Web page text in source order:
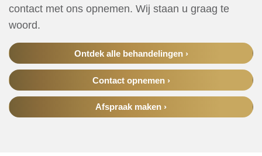
contact met ons opnemen. Wij staan u graag te
woord.
Ontdek alle behandelingen ›
Contact opnemen ›
Afspraak maken ›